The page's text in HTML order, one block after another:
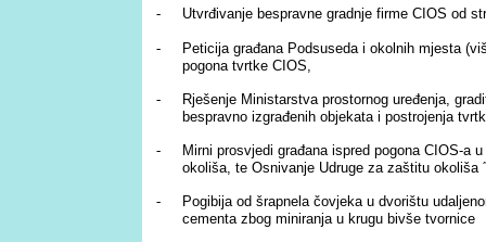
- Utvrđivanje bespravne gradnje firme CIOS od
-
Peticija građana Podsuseda i okolnih mjesta
pogona tvrtke CIOS,
-
Rješenje Ministarstva prostornog uređenja,
bespravno izgrađenih objekata i postrojenja
-
Mirni prosvjedi građana ispred pogona CIOS-a
okoliša, te Osnivanje Udruge za zaštitu okoliša
-
Pogibija od šrapnela čovjeka u dvorištu
cementa zbog miniranja u krugu bivše tvornice